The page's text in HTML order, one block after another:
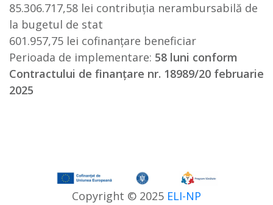
85.306.717,58 lei contribuția nerambursabilă de
la bugetul de stat
601.957,75 lei cofinanțare beneficiar
Perioada de implementare: 58 luni conform
Contractului de finanțare nr. 18989/20 februarie
2025
Copyright © 2025 ELI-NP